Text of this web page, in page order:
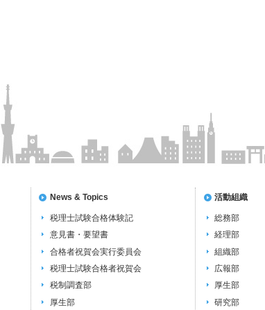
News & Topics
税理士試験合格体験記
意見書・要望書
合格者祝賀会実行委員会
税理士試験合格者祝賀会
税制調査部
厚生部
活動組織
総務部
経理部
組織部
広報部
厚生部
研究部